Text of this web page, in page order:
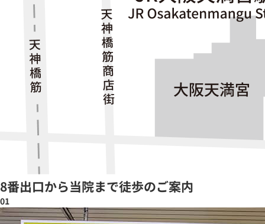
8番出口から当院まで徒歩のご案内
01